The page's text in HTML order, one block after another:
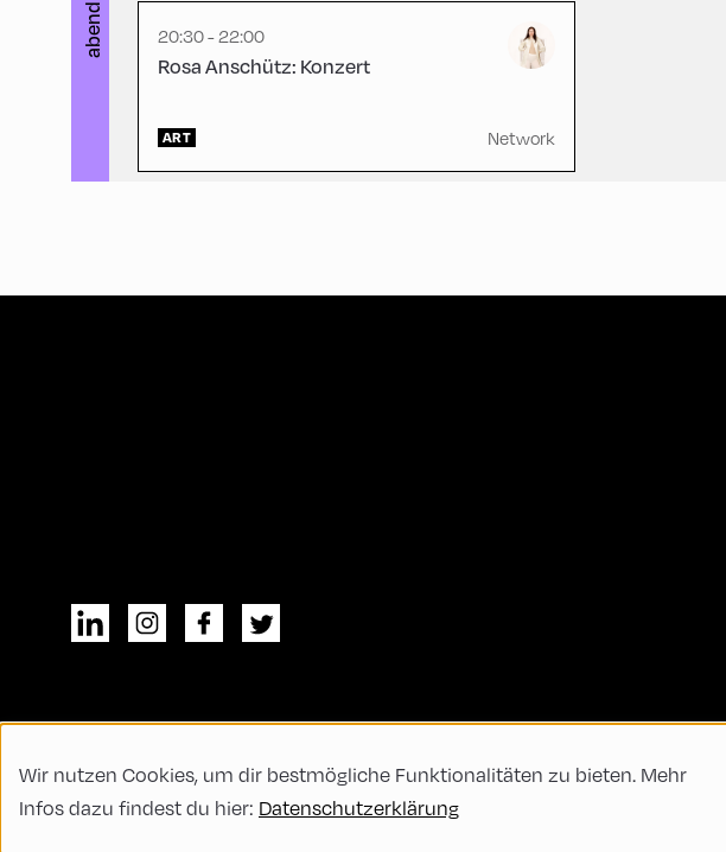
abend 20:30 - 22:00
Rosa Anschütz: Konzert
ART Network
© All rights reserved Allgemeine Geschäftsbedingungen
Code of Conduct
Wir nutzen Cookies, um dir bestmögliche Funktionalitäten zu bieten. Mehr
Infos dazu findest du hier: Datenschutzerklärung